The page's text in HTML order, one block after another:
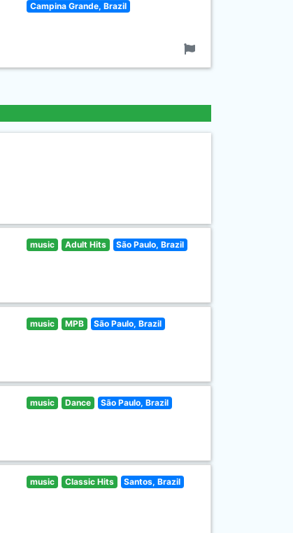
Campina Grande, Brazil
music Adult Hits São Paulo, Brazil
music MPB São Paulo, Brazil
music Dance São Paulo, Brazil
music Classic Hits Santos, Brazil